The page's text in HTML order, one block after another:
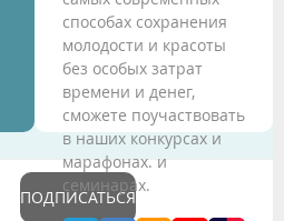
ПОДПИСАТЬСЯ
способах сохранения
молодости и красоты
без особых затрат
времени и денег,
сможете поучаствовать
в наших конкурсах и
марафонах. и
семинарах.